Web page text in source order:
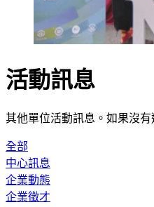
活動訊息
其他單位活動訊息。如果沒
全部
中心訊息
企業動態
企業徵才